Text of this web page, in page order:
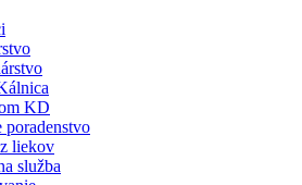
KD
poradenstvo
liekov
služba